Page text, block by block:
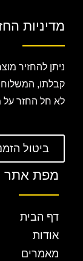
מדיניות
קבלתו, המשלוח
לא חל החזר על
ביטול
מפת אתר
דף הבית
אודות
מאמרים